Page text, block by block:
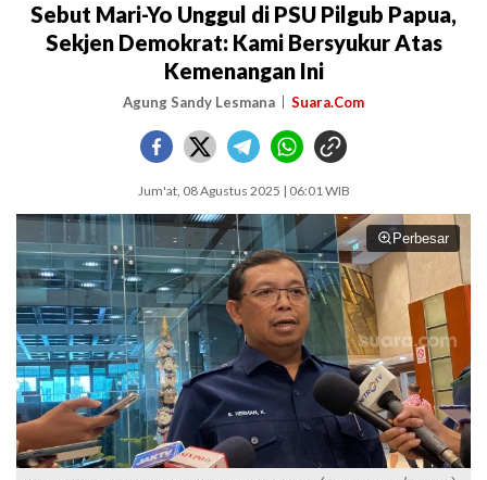
Sebut Mari-Yo Unggul di PSU Pilgub Papua,
Sekjen Demokrat: Kami Bersyukur Atas
Kemenangan Ini
Agung Sandy Lesmana Suara.Com
Jum'at, 08 Agustus 2025 | 06:01 WIB
Perbesar